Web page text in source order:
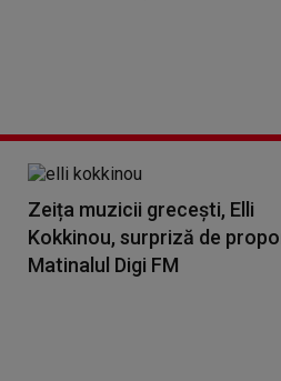
Zeița muzicii grecești, Elli
Kokkinou, surpriză de
Matinalul Digi FM